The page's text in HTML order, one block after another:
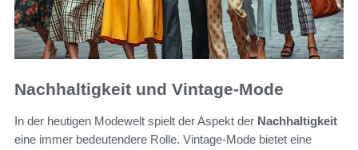
Nachhaltigkeit und Vintage-Mode
In der heutigen Modewelt spielt der Aspekt der Nachhaltigkeit
eine immer bedeutendere Rolle. Vintage-Mode bietet eine